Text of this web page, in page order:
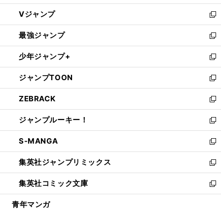
ウ
ィ
ン
ド
ウ
で
開
く
し
い
ウ
ィ
ン
ド
ウ
で
開
く
Vジャンプ
新
し
い
ウ
ィ
ン
ド
ウ
で
開
く
最強ジャンプ
新
し
い
ウ
ィ
ン
ド
ウ
で
開
く
少年ジャンプ+
新
し
い
ウ
ィ
ン
ド
ウ
で
開
く
ジャンプTOON
新
し
い
ウ
ィ
ン
ド
ウ
で
開
く
ZEBRACK
新
し
い
ウ
ィ
ン
ド
ウ
で
開
ジャンプルーキー！
新
し
い
ウ
ィ
ン
ド
ウ
S-MANGA
新
し
い
ウ
ィ
ン
集英社ジャンプリミックス
新
し
い
ウ
集英社コミック文庫
新
し
青年マンガ